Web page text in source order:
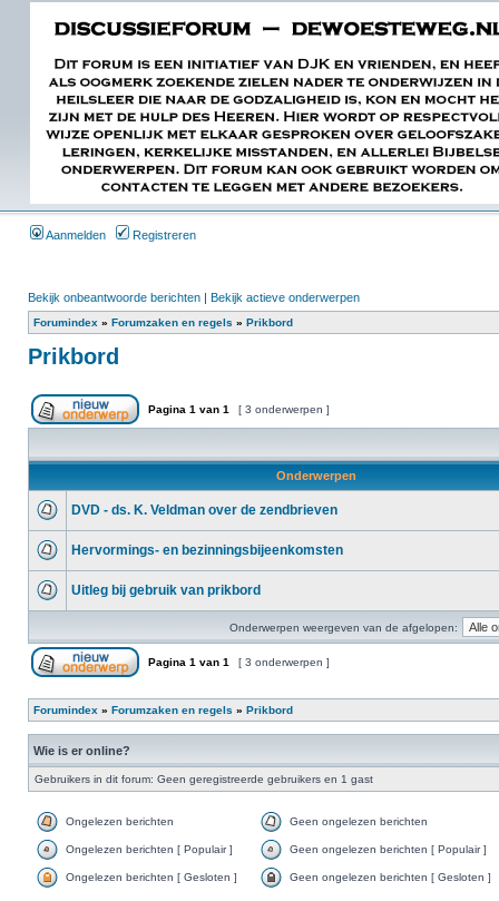
Aanmelden Registreren
Bekijk onbeantwoorde berichten | Bekijk actieve onderwerpen
Forumindex » Forumzaken en regels » Prikbord
Prikbord
Pagina 1 van 1 [ 3 onderwerpen ]
Onderwerpen
DVD - ds. K. Veldman over de zendbrieven
Hervormings- en bezinningsbijeenkomsten
Uitleg bij gebruik van prikbord
Onderwerpen weergeven van de afgelopen:
Pagina 1 van 1 [ 3 onderwerpen ]
Forumindex » Forumzaken en regels » Prikbord
Wie is er online?
Gebruikers in dit forum: Geen geregistreerde gebruikers en 1 gast
Ongelezen berichten Geen ongelezen berichten
Ongelezen berichten [ Populair ] Geen ongelezen berichten [ Populair ]
Ongelezen berichten [ Gesloten ] Geen ongelezen berichten [ Gesloten ]